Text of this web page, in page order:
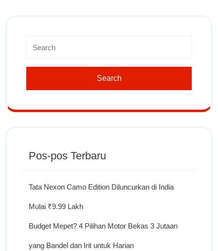
Pos-pos Terbaru
Tata Nexon Camo Edition Diluncurkan di India
Mulai ₹9.99 Lakh
Budget Mepet? 4 Pilihan Motor Bekas 3 Jutaan
yang Bandel dan Irit untuk Harian